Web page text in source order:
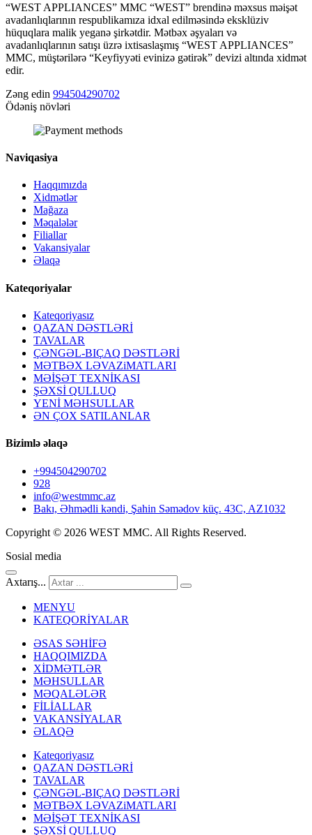
“WEST APPLIANCES” MMC “WEST” brendinə məxsus məişət
avadanlıqlarının respublikamıza idxal edilməsində eksklüziv
hüquqlara malik yeganə şirkətdir. Mətbəx əşyaları və
avadanlıqlarının satışı üzrə ixtisaslaşmış “WEST APPLIANCES”
MMC, müştərilərə “Keyfiyyəti evinizə gətirək” devizi altında xidmət
edir.
Zəng edin 994504290702
Ödəniş növləri
Naviqasiya
Haqqımızda
Xidmətlər
Mağaza
Məqalələr
Filiallar
Vakansiyalar
Əlaqə
Kateqoriyalar
Kateqoriyasız
QAZAN DƏSTLƏRİ
TAVALAR
ÇƏNGƏL-BIÇAQ DƏSTLƏRİ
MƏTBƏX LƏVAZiMATLARI
MƏİŞƏT TEXNİKASI
ŞƏXSİ QULLUQ
YENİ MƏHSULLAR
ƏN ÇOX SATILANLAR
Bizimlə əlaqə
+994504290702
928
info@westmmc.az
Bakı, Əhmədli kəndi, Şahin Səmədov küç. 43C, AZ1032
Copyright © 2026 WEST MMC. All Rights Reserved.
Sosial media
Axtarış...
MENYU
KATEQORİYALAR
ƏSAS SƏHİFƏ
HAQQIMIZDA
XİDMƏTLƏR
MƏHSULLAR
MƏQALƏLƏR
FİLİALLAR
VAKANSİYALAR
ƏLAQƏ
Kateqoriyasız
QAZAN DƏSTLƏRİ
TAVALAR
ÇƏNGƏL-BIÇAQ DƏSTLƏRİ
MƏTBƏX LƏVAZiMATLARI
MƏİŞƏT TEXNİKASI
ŞƏXSİ QULLUQ